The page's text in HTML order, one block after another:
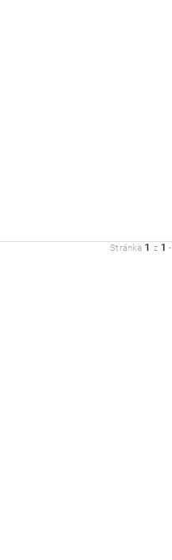
Stránka 1 z 1 -